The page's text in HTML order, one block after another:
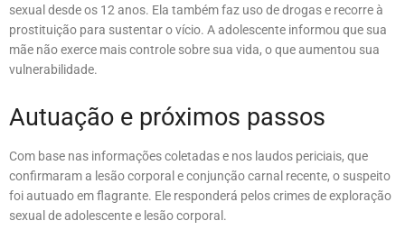
sexual desde os 12 anos. Ela também faz uso de drogas e recorre à
prostituição para sustentar o vício. A adolescente informou que sua
mãe não exerce mais controle sobre sua vida, o que aumentou sua
vulnerabilidade.
Autuação e próximos passos
Com base nas informações coletadas e nos laudos periciais, que
confirmaram a lesão corporal e conjunção carnal recente, o suspeito
foi autuado em flagrante. Ele responderá pelos crimes de exploração
sexual de adolescente e lesão corporal.